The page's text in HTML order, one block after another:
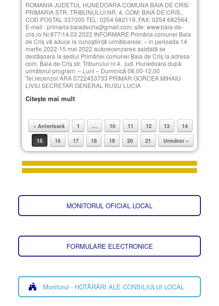
ROMANIA JUDETUL HUNEDOARA COMUNA BAIA DE CRIS
PRIMARIA STR. TRIBUNULUI NR. 4, COM. BAIA DE CRIS ,
COD POSTAL 337005 TEL: 0254 682119, FAX: 0254 682564,
E-mail : primaria.baiadecris@gmail.com; site: www.baia-de-
cris.ro Nr.877/14.03.2022 INFORMARE Primăria comunei Baia
de Criș vă aduce la cunoștiință următoarele: – in perioada 14
martie 2022-15 mai 2022 autorecenzarea asistată se
desfășoara la sediul Primăriei comunei Baia de Criș la adresa
com. Baia de Criș str. Tribunului nr.4, jud. Hunedoara după
următorul program: – Luni – Duminică 08.00-12.00
Tel.recenzor ARA 0722453733 PRIMAR GORCEA MIHAIU-
LIVIU SECRETAR GENERAL RUSU LUCIA
Citește mai mult
Post navigation
« Anterioară 1 … 10 11 12 13
14
15
16 17 18 19 20 21 Următor »
MONITORUL OFICIAL LOCAL
FORMULARE ELECTRONICE
Monitorul - HOTĂRÂRI ALE CONSILIULUI LOCAL